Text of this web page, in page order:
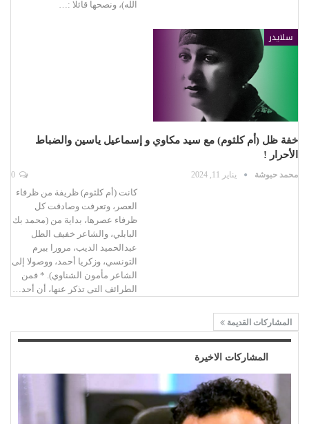
الله)، ونصحها قائلا :…
سلايدر
خفة ظل (أم كلثوم) مع سيد مكاوي و إسماعيل ياسين والضباط
الأحرار !
محمد حبوشة يناير 11, 2024
كانت (أم كلثوم) ظريفة من ظرفاء
العصر، وتعرفت وصادقت كل
ظرفاء عصرها، بداية من (محمد بك
البابلي، والشاعر خفيف الظل
عبدالحميد الديب، مرورا ببرم
التونسي، وزكريا أحمد، ووصولا إلى
الشاعر مأمون الشناوي). * فمن
الطرائف التى تذكر عنها، أن أحد…
المشاركات القديمة
المشاركات الاخيرة